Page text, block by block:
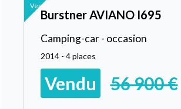
Vendu
Burstner AVIANO I695
Camping-car - occasion
2014 - 4 places
Vendu 56 900 €